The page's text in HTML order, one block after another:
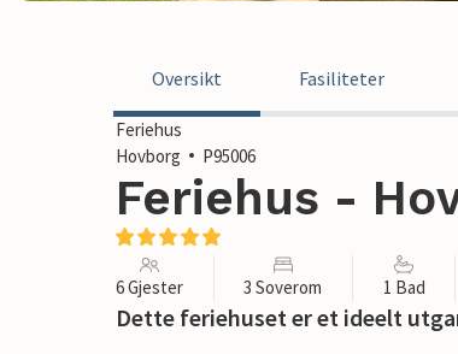
Oversikt Fasiliteter
Feriehus
Hovborg
P95006
Feriehus -
6 Gjester 3 Soverom 1 Bad
Dette feriehuset er et ideelt